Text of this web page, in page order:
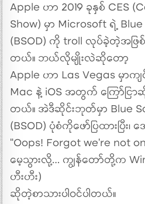
Apple ဟာ 2019 ခုနှစ် CES
Show) မှာ Microsoft ရဲ့
(BSOD) ကို troll လုပ်ခဲ့တဲ့အဖြ
တယ်။ ဘယ်လိုမျိုးလဲဆိုတော့
Apple ဟာ Las Vegas မှာကျ
Mac နဲ့ iOS အတွက် ကြော်ငြ
တယ်။ အဲဒီဆိုင်းဘုတ်မှာ Blue
(BSOD) ပုံစံကိုဖော်ပြထားပြီး
“Oops! Forgot we’re not
မေ့သွားလို့… ကျွန်တော်တို့က
ဟီးဟီး)
ဆိုတဲ့စာသားပါဝင်ပါတယ်။